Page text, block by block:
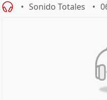
Sonido Totales